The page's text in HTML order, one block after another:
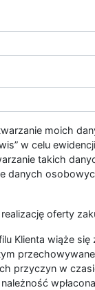
moich
w celu
takich
danych
oferty
Klienta wiąże
przyczyn w